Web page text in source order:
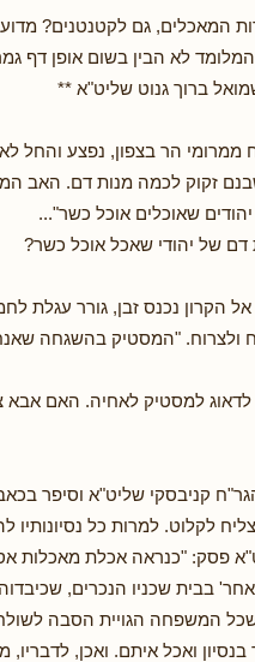
המאכלים, גם לקטנטנים?
לא הבין בשום אופן דף
ברוך גנוט שליט"א **
ממרומי הר בצפון, נפצע והחל
זקוק לכמה מנות דם. האב
שאוכלים אוכל כשר"...
של יהודי שאכל אוכל כשר?
הקרון נכנס זבן, גורר עגלת
רוצה מסטיק", החל שימי בן ה3 לצווח ולצרוח.
למסטיק לאחיה. האם אבא
הגר"ח קניבסקי שליט"א וסיפר
לקלוט. למרות כל נסיונותיו
פסק: "כנראה אכלת מאכלות
בבית שכניו הנכרים,
המשפחה הגויית הסבה
ואכל איתם. ואכן,